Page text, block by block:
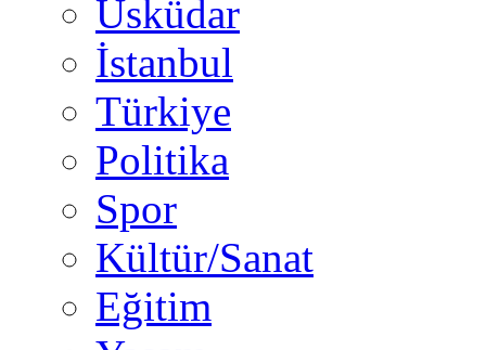
Üsküdar
İstanbul
Türkiye
Politika
Spor
Kültür/Sanat
Eğitim